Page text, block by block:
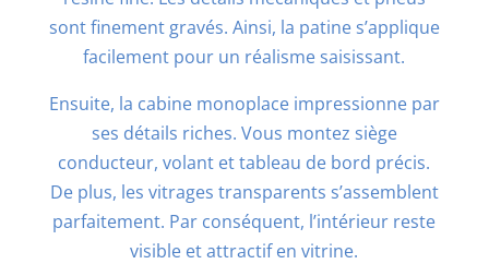
sont finement gravés. Ainsi, la patine s’applique
facilement pour un réalisme saisissant.
Ensuite, la cabine monoplace impressionne par
ses détails riches. Vous montez siège
conducteur, volant et tableau de bord précis.
De plus, les vitrages transparents s’assemblent
parfaitement. Par conséquent, l’intérieur reste
visible et attractif en vitrine.